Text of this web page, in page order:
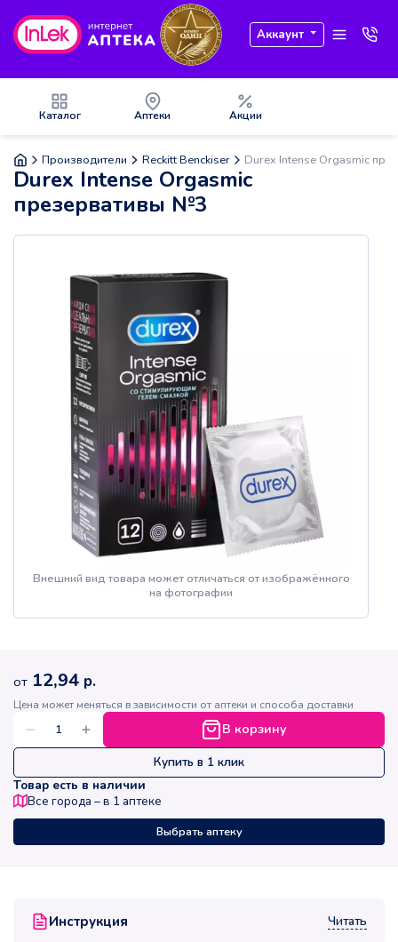
Аккаунт
Каталог Аптеки Акции
Производители Reckitt Benckiser Durex Intense Orgasmic
Durex Intense Orgasmic
презервативы №3
Внешний вид товара может отличаться от изображённого
на фотографии
Инструкция Читать
от 12,94 р.
Цена может меняться в зависимости от аптеки и способа доставки
В корзину
Купить в 1 клик
Товар есть в наличии
Все города – в 1 аптеке
Выбрать аптеку